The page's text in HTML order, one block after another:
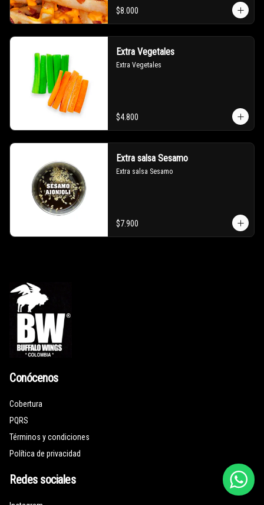
$8.000
Extra Vegetales
Extra Vegetales
$4.800
Extra salsa Sesamo
Extra salsa Sesamo
$7.900
Conócenos
Cobertura
PQRS
Términos y condiciones
Política de privacidad
Redes sociales